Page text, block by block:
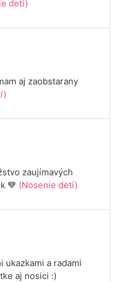
detí)
aj zaobstarany
zaujímavých
💙 (Nosenie detí)
ukazkami a radami
aj nosici :)